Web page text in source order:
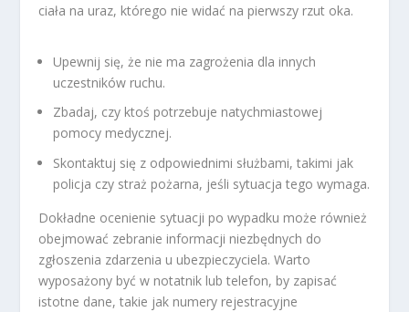
ciała na uraz, którego nie widać na pierwszy rzut oka.
Upewnij się, że nie ma zagrożenia dla innych
uczestników ruchu.
Zbadaj, czy ktoś potrzebuje natychmiastowej
pomocy medycznej.
Skontaktuj się z odpowiednimi służbami, takimi jak
policja czy straż pożarna, jeśli sytuacja tego wymaga.
Dokładne ocenienie sytuacji po wypadku może również
obejmować zebranie informacji niezbędnych do
zgłoszenia zdarzenia u ubezpieczyciela. Warto
wyposażony być w notatnik lub telefon, by zapisać
istotne dane, takie jak numery rejestracyjne